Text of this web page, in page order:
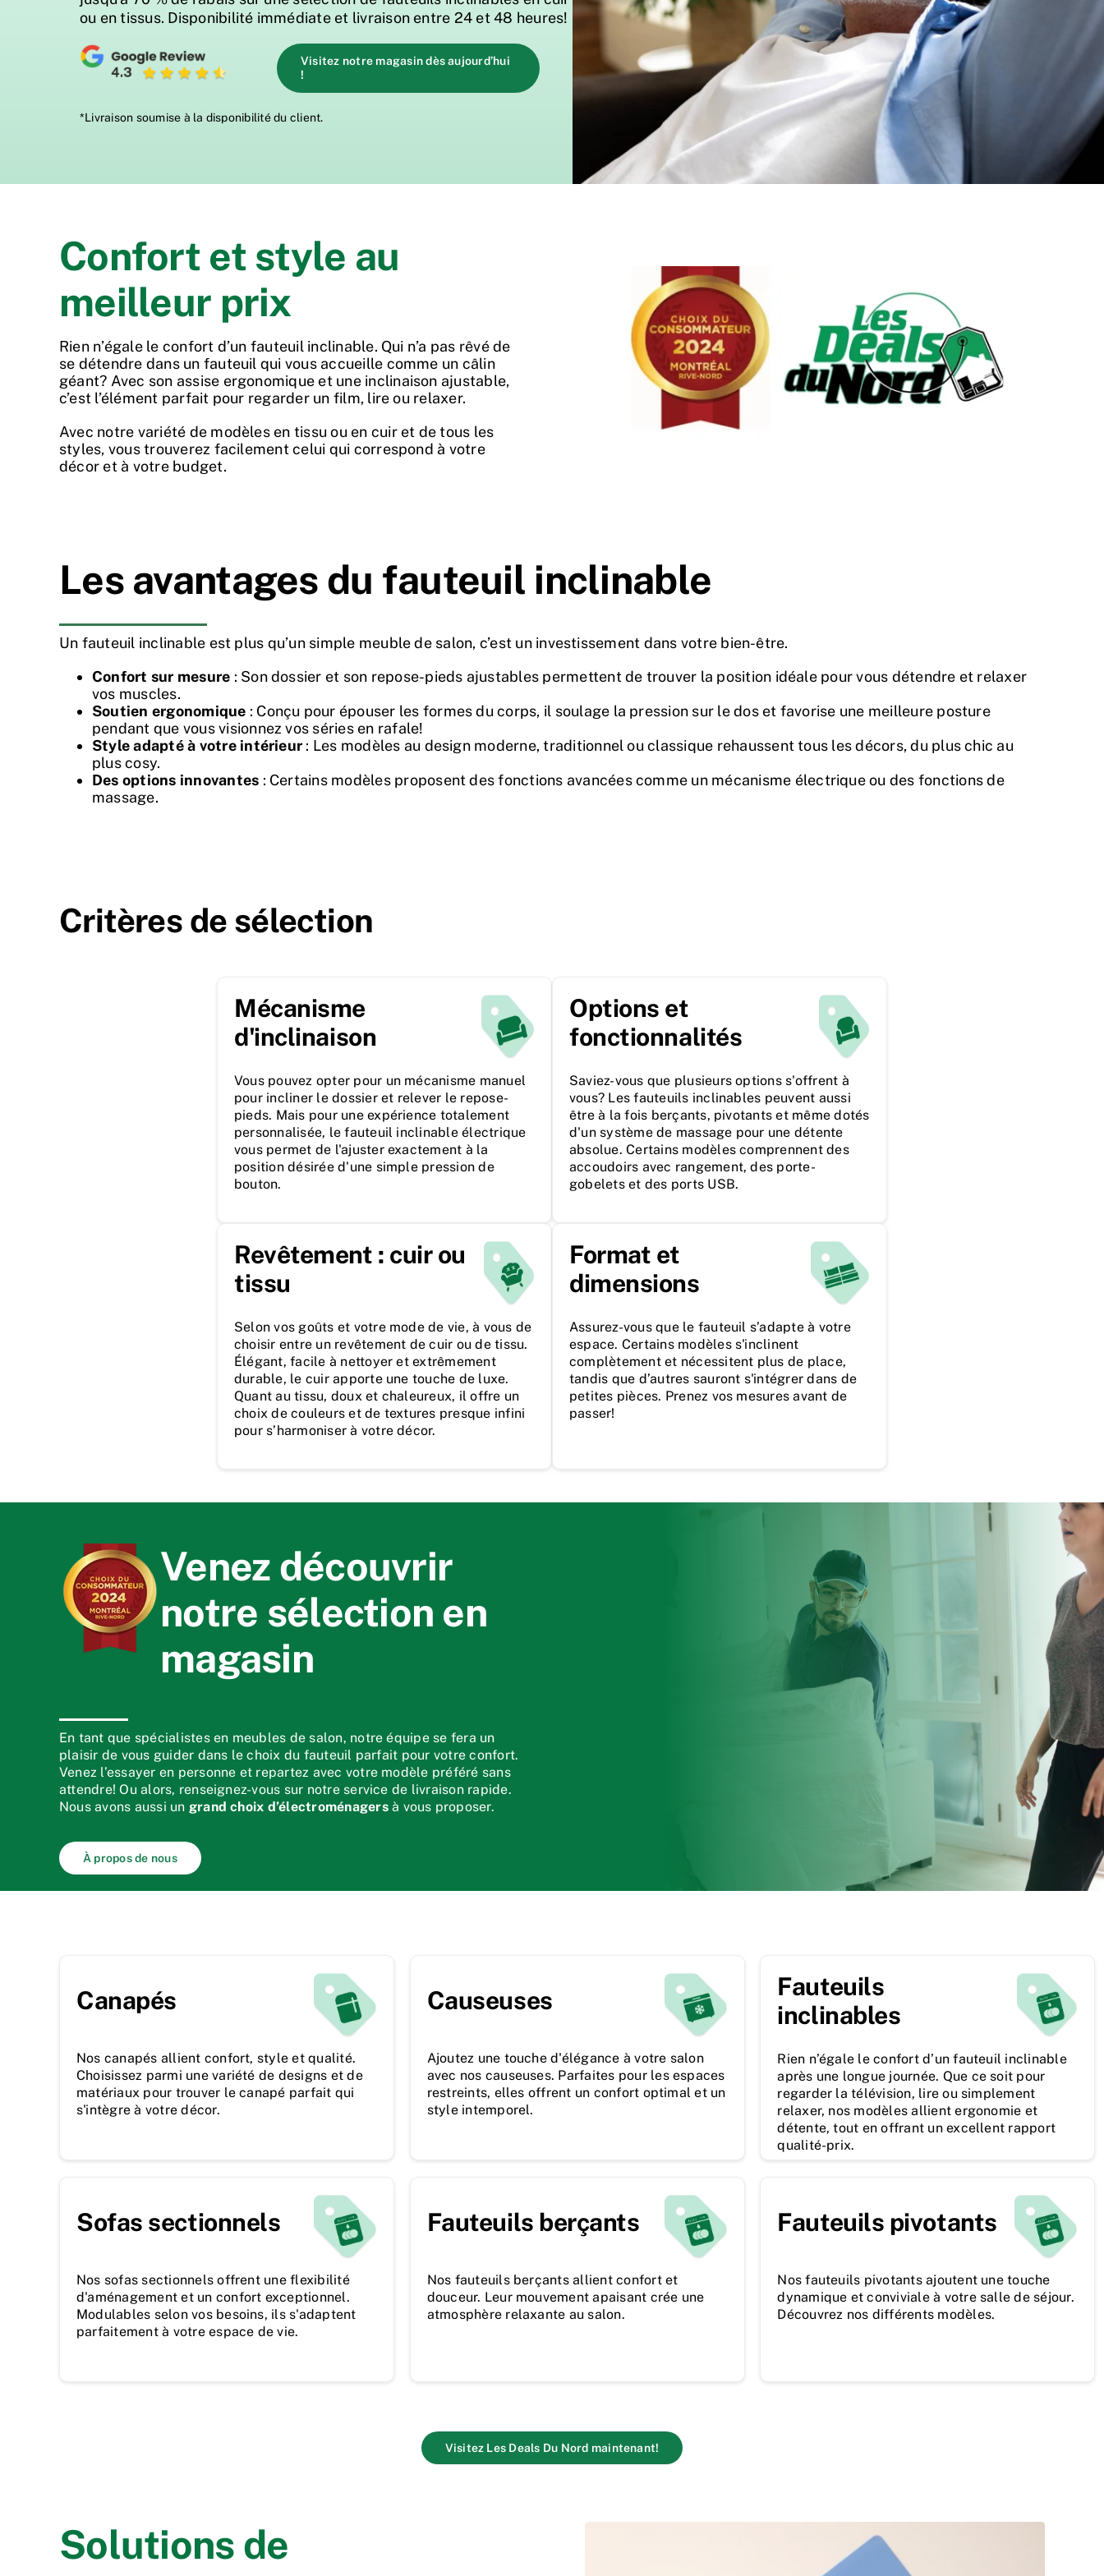
ou en tissus. Disponibilité immédiate et livraison entre 24 et 48 heures!
Visitez notre magasin dès aujourd’hui
!
*Livraison soumise à la disponibilité du client.
Confort et style au
meilleur prix
Rien n’égale le confort d’un fauteuil inclinable. Qui n’a pas rêvé de
se détendre dans un fauteuil qui vous accueille comme un câlin
géant? Avec son assise ergonomique et une inclinaison ajustable,
c’est l’élément parfait pour regarder un film, lire ou relaxer.
Avec notre variété de modèles en tissu ou en cuir et de tous les
styles, vous trouverez facilement celui qui correspond à votre
décor et à votre budget.
Les avantages du fauteuil inclinable
Un fauteuil inclinable est plus qu’un simple meuble de salon, c’est un investissement dans votre bien-être.
Confort sur mesure : Son dossier et son repose-pieds ajustables permettent de trouver la position idéale pour vous détendre et relaxer
vos muscles.
Soutien ergonomique : Conçu pour épouser les formes du corps, il soulage la pression sur le dos et favorise une meilleure posture
pendant que vous visionnez vos séries en rafale!
Style adapté à votre intérieur : Les modèles au design moderne, traditionnel ou classique rehaussent tous les décors, du plus chic au
plus cosy.
Des options innovantes : Certains modèles proposent des fonctions avancées comme un mécanisme électrique ou des fonctions de
massage.
Critères de sélection
Mécanisme
d'inclinaison
Vous pouvez opter pour un mécanisme manuel
pour incliner le dossier et relever le repose-
pieds. Mais pour une expérience totalement
personnalisée, le fauteuil inclinable électrique
vous permet de l'ajuster exactement à la
position désirée d'une simple pression de
bouton.
Options et
fonctionnalités
Saviez-vous que plusieurs options s'offrent à
vous? Les fauteuils inclinables peuvent aussi
être à la fois berçants, pivotants et même dotés
d'un système de massage pour une détente
absolue. Certains modèles comprennent des
accoudoirs avec rangement, des porte-
gobelets et des ports USB.
Revêtement : cuir ou
tissu
Selon vos goûts et votre mode de vie, à vous de
choisir entre un revêtement de cuir ou de tissu.
Élégant, facile à nettoyer et extrêmement
durable, le cuir apporte une touche de luxe.
Quant au tissu, doux et chaleureux, il offre un
choix de couleurs et de textures presque infini
pour s’harmoniser à votre décor.
Format et
dimensions
Assurez-vous que le fauteuil s’adapte à votre
espace. Certains modèles s'inclinent
complètement et nécessitent plus de place,
tandis que d’autres sauront s'intégrer dans de
petites pièces. Prenez vos mesures avant de
passer!
Venez découvrir
notre sélection en
magasin
En tant que spécialistes en meubles de salon, notre équipe se fera un
plaisir de vous guider dans le choix du fauteuil parfait pour votre confort.
Venez l’essayer en personne et repartez avec votre modèle préféré sans
attendre! Ou alors, renseignez-vous sur notre service de livraison rapide.
Nous avons aussi un grand choix d’électroménagers à vous proposer.
À propos de nous
Canapés
Nos canapés allient confort, style et qualité.
Choisissez parmi une variété de designs et de
matériaux pour trouver le canapé parfait qui
s'intègre à votre décor.
Causeuses
Ajoutez une touche d'élégance à votre salon
avec nos causeuses. Parfaites pour les espaces
restreints, elles offrent un confort optimal et un
style intemporel.
Fauteuils
inclinables
Rien n’égale le confort d’un fauteuil inclinable
après une longue journée. Que ce soit pour
regarder la télévision, lire ou simplement
relaxer, nos modèles allient ergonomie et
détente, tout en offrant un excellent rapport
qualité-prix.
Sofas sectionnels
Nos sofas sectionnels offrent une flexibilité
d'aménagement et un confort exceptionnel.
Modulables selon vos besoins, ils s'adaptent
parfaitement à votre espace de vie.
Fauteuils berçants
Nos fauteuils berçants allient confort et
douceur. Leur mouvement apaisant crée une
atmosphère relaxante au salon.
Fauteuils pivotants
Nos fauteuils pivotants ajoutent une touche
dynamique et conviviale à votre salle de séjour.
Découvrez nos différents modèles.
Visitez Les Deals Du Nord maintenant!
Solutions de